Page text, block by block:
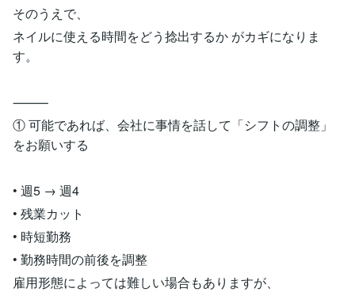
そのうえで、
ネイルに使える時間をどう捻出するか がカギになりま
す。
⸻
① 可能であれば、会社に事情を話して「シフトの調整」
をお願いする
• 週5 → 週4
• 残業カット
• 時短勤務
• 勤務時間の前後を調整
雇用形態によっては難しい場合もありますが、